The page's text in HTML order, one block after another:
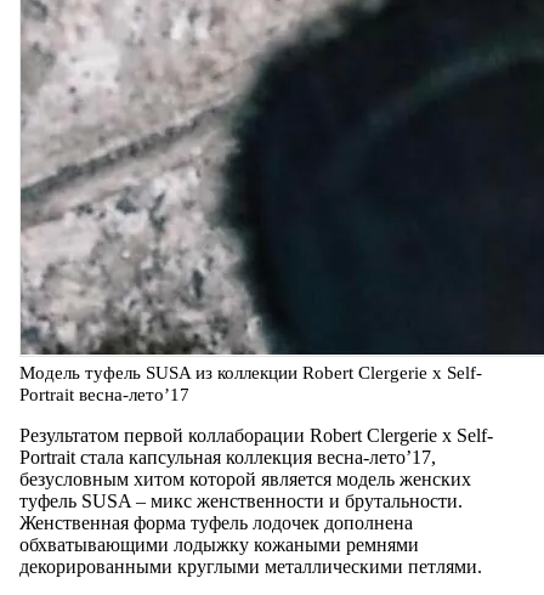
Модель туфель SUSA из коллекции Robert Clergerie х Self-
Portrait весна-лето’17
Результатом первой коллаборации Robert Clergerie х Self-
Portrait стала капсульная коллекция весна-лето’17,
безусловным хитом которой является модель женских
туфель SUSA – микс женственности и брутальности.
Женственная форма туфель лодочек дополнена
обхватывающими лодыжку кожаными ремнями
декорированными круглыми металлическими петлями.